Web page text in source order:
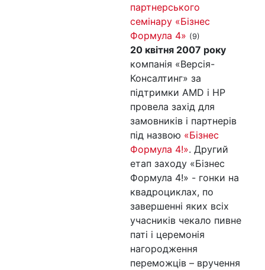
партнерського
семінару «Бізнес
Формула 4» (9)
20 квітня 2007 року
компанія «Версія-
Консалтинг» за
підтримки AMD і НР
провела захід для
замовників і партнерів
під назвою «Бізнес
Формула 4!». Другий
етап заходу «Бізнес
Формула 4!» - гонки на
квадроциклах, по
завершенні яких всіх
учасників чекало пивне
паті і церемонія
нагородження
переможців – вручення